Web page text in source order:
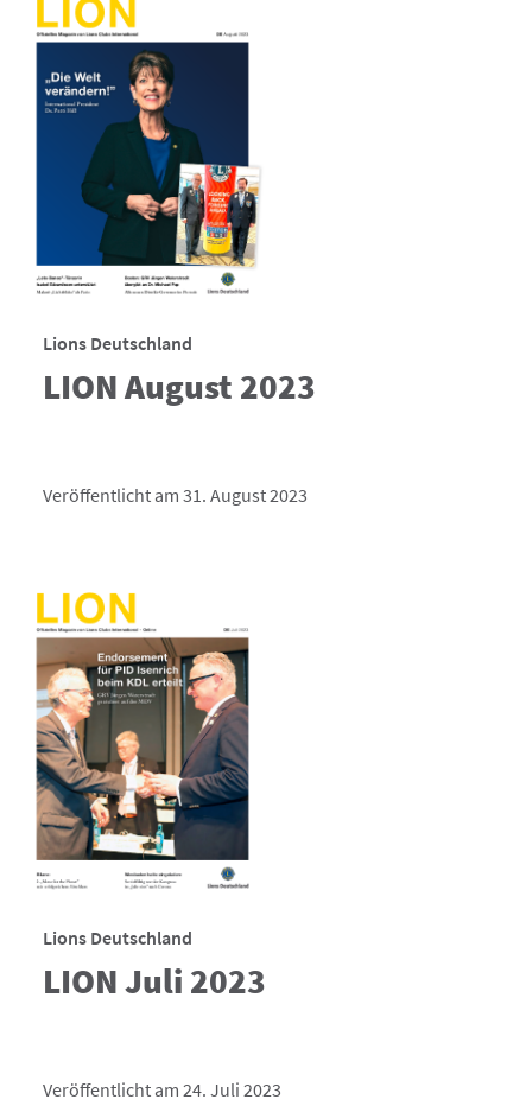
Lions Deutschland
LION August 2023
Veröffentlicht am 31. August 2023
Lions Deutschland
LION Juli 2023
Veröffentlicht am 24. Juli 2023